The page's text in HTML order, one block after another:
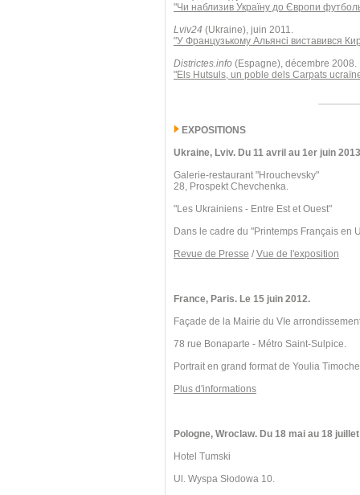
"Чи наблизив Україну до Європи
Lviv24 (Ukraine), juin 2011.
"У Французькому Альянсі виставився
Districtes.info (Espagne), décembre 2008.
"Els Hutsuls, un poble dels Carpats
EXPOSITIONS
Ukraine, Lviv. Du 11 avril au 1er juin
Galerie-restaurant "Hrouchevsky"
28, Prospekt Chevchenka.
"Les Ukrainiens - Entre Est et Ouest"
Dans le cadre du "Printemps Français en
Revue de Presse /Vue de l'exposition
France, Paris. Le 15 juin 2012.
Façade de la Mairie du VIe
78 rue Bonaparte - Métro Saint-Sulpice.
Portrait en grand format de Youlia
Plus d'informations
Pologne, Wroclaw. Du 18 mai au 18
Hotel Tumski
Ul. Wyspa Słodowa 10.